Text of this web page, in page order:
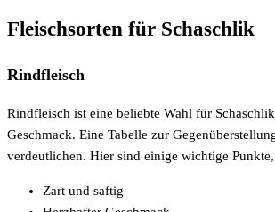
Fleischsorten für Schaschlik
Rindfleisch
Rindfleisch ist eine beliebte Wahl für
Geschmack. Eine Tabelle zur
verdeutlichen. Hier sind einige wichtige
Zart und saftig